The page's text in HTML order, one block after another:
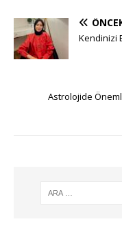
Kendinizi
Astrolojide